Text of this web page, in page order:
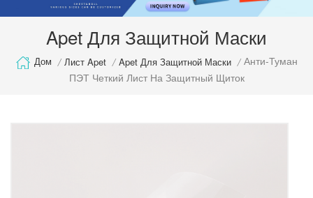
Apet Для Защитной Маски
Дом / Лист Apet / Apet Для Защитной Маски / Анти-Туман
ПЭТ Четкий Лист На Защитный Щиток